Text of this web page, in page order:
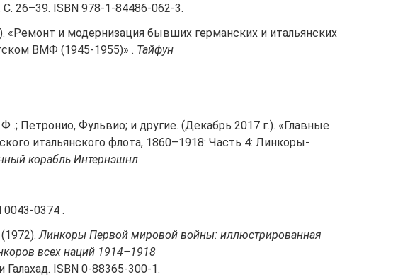
26–39. ISBN 978-1-84486-062-3.
«Ремонт и модернизация бывших германских и итальянских
ВМФ (1945-1955)» . Тайфун
.; Петронио, Фульвио; и другие. (Декабрь 2017 г.). «Главные
итальянского флота, 1860–1918: Часть 4: Линкоры-
корабль Интернэшнл
0043-0374 .
Линкоры Первой мировой войны: иллюстрированная
всех наций 1914–1918
ISBN 0-88365-300-1.